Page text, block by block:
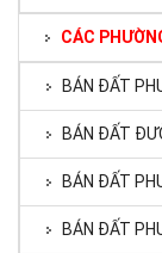
CÁC
BÁN ĐẤT
BÁN ĐẤT
BÁN ĐẤT
BÁN ĐẤT